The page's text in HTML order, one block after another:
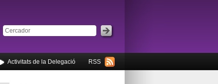
RSS
Activitats de la Delegació